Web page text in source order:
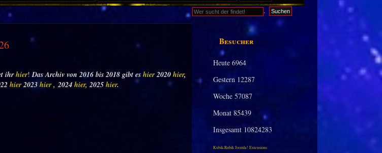
. Suchen
Besucher
Heute6964
Gestern 12287
Woche57087
Monat85439
Insgesamt 10824283
Kubik-Rubik Joomla! Extensions
ihr hier!Das Archiv von 2016 bis 2018 gibt es hier2020 hier,
hier2023 hier , 2024 hier, 2025 hier.